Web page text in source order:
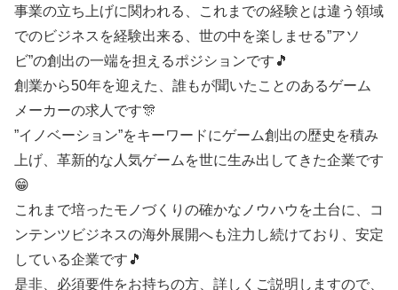
事業の立ち上げに関われる、これまでの経験とは違う領域
でのビジネスを経験出来る、世の中を楽しませる”アソ
ビ”の創出の一端を担えるポジションです🎵
創業から50年を迎えた、誰もが聞いたことのあるゲーム
メーカーの求人です🎊
”イノベーション”をキーワードにゲーム創出の歴史を積み
上げ、革新的な人気ゲームを世に生み出してきた企業です
😁
これまで培ったモノづくりの確かなノウハウを土台に、コ
ンテンツビジネスの海外展開へも注力し続けており、安定
している企業です🎵
是非、必須要件をお持ちの方、詳しくご説明しますので、